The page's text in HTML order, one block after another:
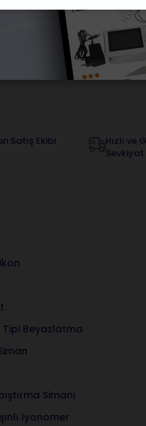
Satış Ekibi
Hızlı ve
Sevkiyat
Beyazlatma
Simanı
İyonomer